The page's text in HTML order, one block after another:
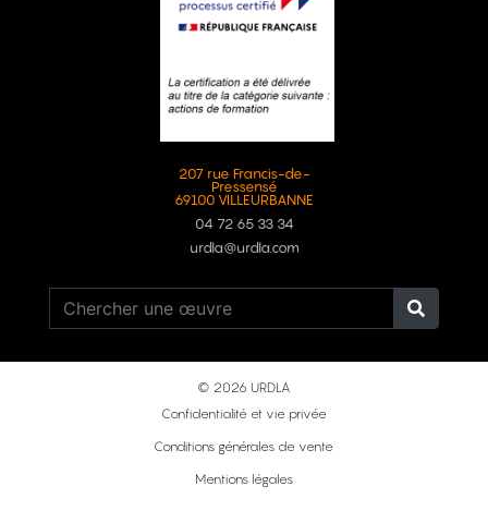
207 rue Francis-de-
Pressensé
69100 VILLEURBANNE
04 72 65 33 34
urdla@urdla.com
© 2026 URDLA
Confidentialité et vie privée
Conditions générales de vente
Mentions légales